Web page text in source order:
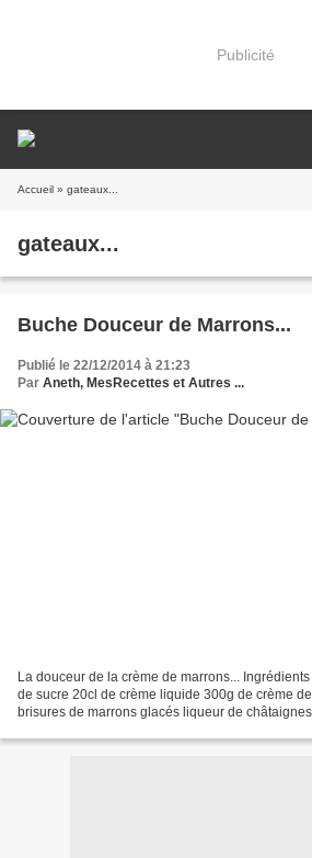
Publicité
Accueil » gateaux...
gateaux...
Buche Douceur de Marrons...
Publié le 22/12/2014 à 21:23
Par Aneth, MesRecettes et Autres ...
La douceur de la crème de marrons...
de sucre 20cl de crème liquide 300g de crème
brisures de marrons glacés liqueur de